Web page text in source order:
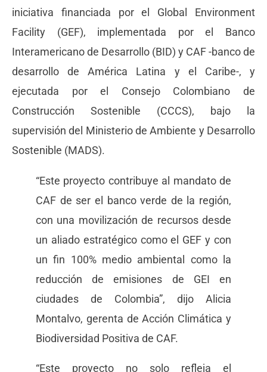
iniciativa financiada por el Global Environment
Facility (GEF), implementada por el Banco
Interamericano de Desarrollo (BID) y CAF -banco de
desarrollo de América Latina y el Caribe-, y
ejecutada por el Consejo Colombiano de
Construcción Sostenible (CCCS), bajo la
supervisión del Ministerio de Ambiente y Desarrollo
Sostenible (MADS).
“Este proyecto contribuye al mandato de
CAF de ser el banco verde de la región,
con una movilización de recursos desde
un aliado estratégico como el GEF y con
un fin 100% medio ambiental como la
reducción de emisiones de GEI en
ciudades de Colombia”, dijo Alicia
Montalvo, gerenta de Acción Climática y
Biodiversidad Positiva de CAF.
“Este proyecto no solo refleja el